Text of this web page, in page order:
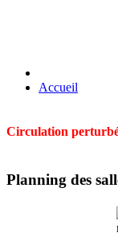
Accueil
Circulation
Planning des